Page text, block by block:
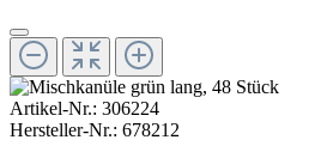
Artikel-Nr.: 306224
Hersteller-Nr.: 678212